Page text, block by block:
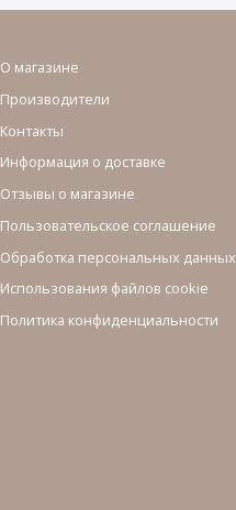
О магазине
Производители
Контакты
Информация о доставке
Отзывы о магазине
Пользовательское соглашение
Обработка персональных данных
Использования файлов cookie
Политика конфиденциальности